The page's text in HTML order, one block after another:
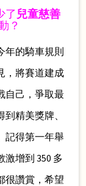
了兒童慈善
？
年的騎車規則
，將賽道建成
自己，爭取最
精美獎牌、
記得第一年舉
增到 350 多
很讚賞，希望